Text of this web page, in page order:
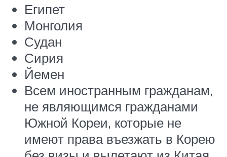
Египет
Монголия
Судан
Сирия
Йемен
Всем иностранным гражданам,
не являющимся гражданами
Южной Кореи, которые не
имеют права въезжать в Корею